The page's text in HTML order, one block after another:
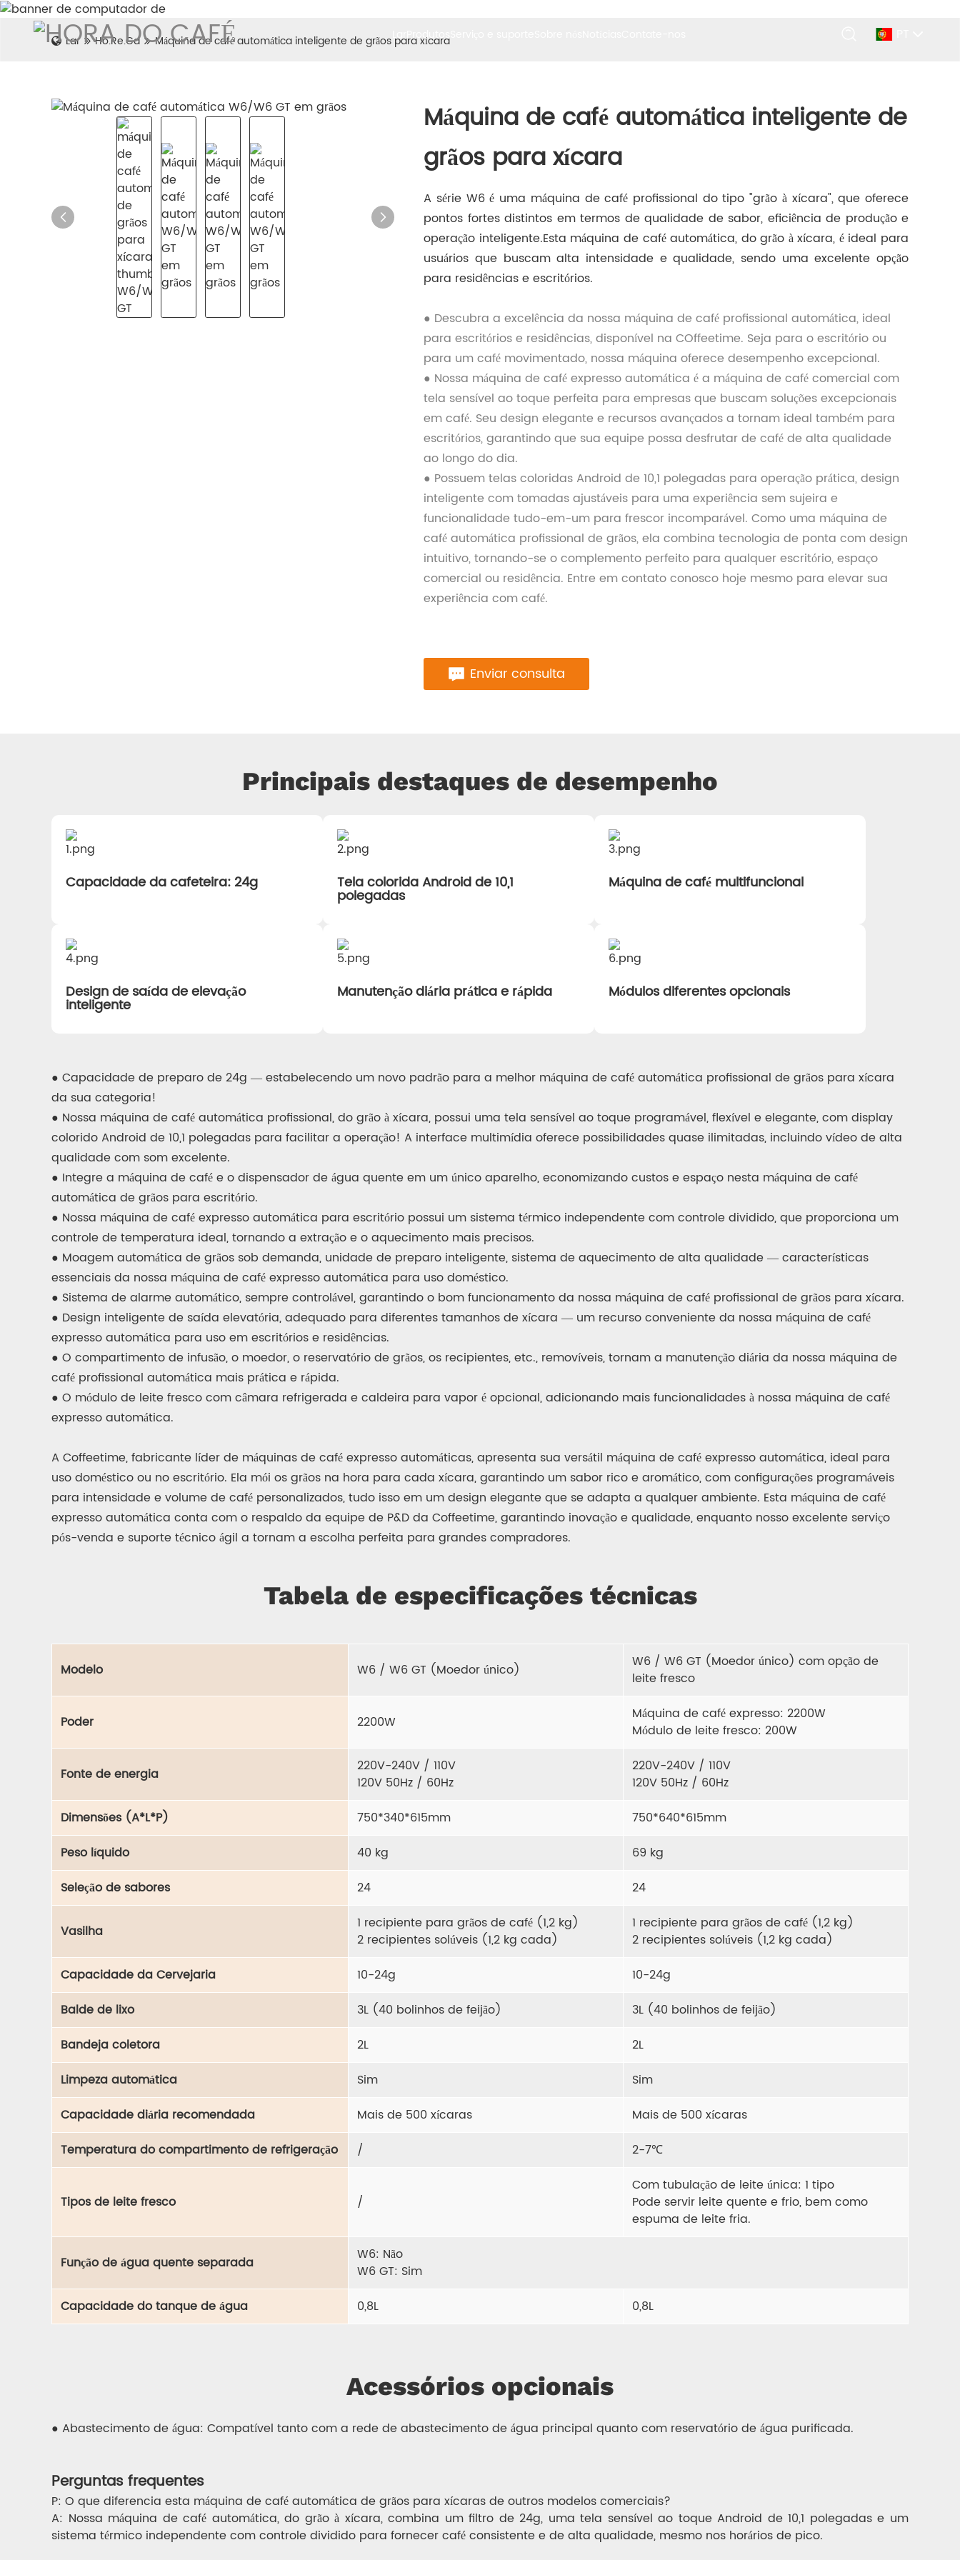
Produtos
Lar Ho.Re.Ca Máquina de café automática inteligente de grãos para xícara
Máquina de café automática inteligente de
grãos para xícara
A série W6 é uma máquina de café profissional do tipo "grão à xícara", que oferece
pontos fortes distintos em termos de qualidade de sabor, eficiência de produção e
operação inteligente.Esta máquina de café automática, do grão à xícara, é ideal para
usuários que buscam alta intensidade e qualidade, sendo uma excelente opção
para residências e escritórios.
● Descubra a excelência da nossa máquina de café profissional automática, ideal
para escritórios e residências, disponível na COffeetime. Seja para o escritório ou
para um café movimentado, nossa máquina oferece desempenho excepcional.
● Nossa máquina de café expresso automática é a máquina de café comercial com
tela sensível ao toque perfeita para empresas que buscam soluções excepcionais
em café. Seu design elegante e recursos avançados a tornam ideal também para
escritórios, garantindo que sua equipe possa desfrutar de café de alta qualidade
ao longo do dia.
● Possuem telas coloridas Android de 10,1 polegadas para operação prática, design
inteligente com tomadas ajustáveis ​​para uma experiência sem sujeira e
funcionalidade tudo-em-um para frescor incomparável. Como uma máquina de
café automática profissional de grãos, ela combina tecnologia de ponta com design
intuitivo, tornando-se o complemento perfeito para qualquer escritório, espaço
comercial ou residência. Entre em contato conosco hoje mesmo para elevar sua
experiência com café.
Enviar consulta
Principais destaques de desempenho
Capacidade da cafeteira: 24g Tela colorida Android de 10,1
polegadas
Máquina de café multifuncional
Design de saída de elevação
inteligente
Manutenção diária prática e rápida Módulos diferentes opcionais
● Capacidade de preparo de 24g — estabelecendo um novo padrão para a melhor máquina de café automática profissional de grãos para xícara
da sua categoria!
● Nossa máquina de café automática profissional, do grão à xícara, possui uma tela sensível ao toque programável, flexível e elegante, com display
colorido Android de 10,1 polegadas para facilitar a operação! A interface multimídia oferece possibilidades quase ilimitadas, incluindo vídeo de alta
qualidade com som excelente.
● Integre a máquina de café e o dispensador de água quente em um único aparelho, economizando custos e espaço nesta máquina de café
automática de grãos para escritório.
● Nossa máquina de café expresso automática para escritório possui um sistema térmico independente com controle dividido, que proporciona um
controle de temperatura ideal, tornando a extração e o aquecimento mais precisos.
● Moagem automática de grãos sob demanda, unidade de preparo inteligente, sistema de aquecimento de alta qualidade — características
essenciais da nossa máquina de café expresso automática para uso doméstico.
● Sistema de alarme automático, sempre controlável, garantindo o bom funcionamento da nossa máquina de café profissional de grãos para xícara.
● Design inteligente de saída elevatória, adequado para diferentes tamanhos de xícara — um recurso conveniente da nossa máquina de café
expresso automática para uso em escritórios e residências.
● O compartimento de infusão, o moedor, o reservatório de grãos, os recipientes, etc., removíveis, tornam a manutenção diária da nossa máquina de
café profissional automática mais prática e rápida.
● O módulo de leite fresco com câmara refrigerada e caldeira para vapor é opcional, adicionando mais funcionalidades à nossa máquina de café
expresso automática.
A Coffeetime, fabricante líder de máquinas de café expresso automáticas, apresenta sua versátil máquina de café expresso automática, ideal para
uso doméstico ou no escritório. Ela mói os grãos na hora para cada xícara, garantindo um sabor rico e aromático, com configurações programáveis ​​
para intensidade e volume de café personalizados, tudo isso em um design elegante que se adapta a qualquer ambiente. Esta máquina de café
expresso automática conta com o respaldo da equipe de P&D da Coffeetime, garantindo inovação e qualidade, enquanto nosso excelente serviço
pós-venda e suporte técnico ágil a tornam a escolha perfeita para grandes compradores.
Tabela de especificações técnicas
Modelo W6 / W6 GT (Moedor único)
W6 / W6 GT (Moedor único) com opção de
leite fresco
Poder 2200W
Máquina de café expresso: 2200W
Módulo de leite fresco: 200W
Fonte de energia
220V-240V / 110V
120V 50Hz / 60Hz
220V-240V / 110V
120V 50Hz / 60Hz
Dimensões (A*L*P)
750*340*615mm
750*640*615mm
Peso líquido
40 kg
69 kg
Seleção de sabores
24 24
Vasilha
1 recipiente para grãos de café (1,2 kg)
2 recipientes solúveis (1,2 kg cada)
1 recipiente para grãos de café (1,2 kg)
2 recipientes solúveis (1,2 kg cada)
Capacidade da Cervejaria
10-24g
10-24g
Balde de lixo
3L (40 bolinhos de feijão)
3L (40 bolinhos de feijão)
Bandeja coletora
2L
2L
Limpeza automática
Sim
Sim
Capacidade diária recomendada
Mais de 500 xícaras
Mais de 500 xícaras
Temperatura do compartimento de refrigeração
/ 2-7℃
Tipos de leite fresco /
Com tubulação de leite única: 1 tipo
Pode servir leite quente e frio, bem como
espuma de leite fria.
Função de água quente separada
W6: Não
W6 GT: Sim
Capacidade do tanque de água
0,8L 0,8L
Acessórios opcionais
● Abastecimento de água: Compatível tanto com a rede de abastecimento de água principal quanto com reservatório de água purificada.
Perguntas frequentes
P: O que diferencia esta máquina de café automática de grãos para xícaras de outros modelos comerciais?
A: Nossa máquina de café automática, do grão à xícara, combina um filtro de 24g, uma tela sensível ao toque Android de 10,1 polegadas e um
sistema térmico independente com controle dividido para fornecer café consistente e de alta qualidade, mesmo nos horários de pico.